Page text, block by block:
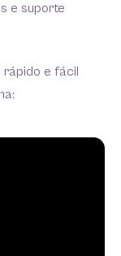
e suporte
rápido e fácil